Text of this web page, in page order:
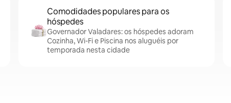
Comodidades populares para os
hóspedes
Governador Valadares: os hóspedes adoram
Cozinha, Wi-Fi e Piscina nos aluguéis por
temporada nesta cidade